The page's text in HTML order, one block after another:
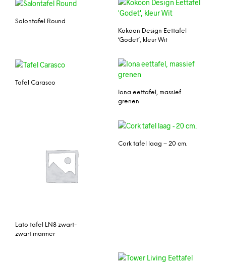
Salontafel Round
Kokoon Design Eettafel
‘Godet’, kleur Wit
Tafel Carasco
Iona eettafel, massief
grenen
Lato tafel LN8 zwart-
zwart marmer
Cork tafel laag – 20 cm.